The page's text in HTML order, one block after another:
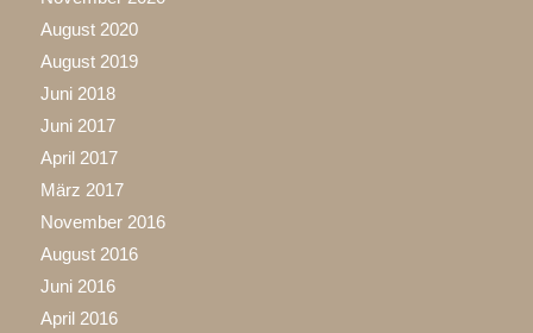
August 2020
August 2019
Juni 2018
Juni 2017
April 2017
März 2017
November 2016
August 2016
Juni 2016
April 2016